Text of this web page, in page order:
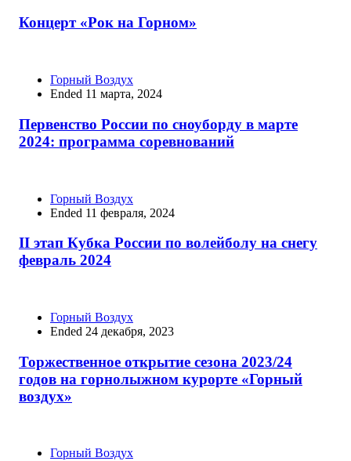
Концерт «Рок на Горном»
Горный Воздух
Ended 11 марта, 2024
Первенство России по сноуборду в марте
2024: программа соревнований
Горный Воздух
Ended 11 февраля, 2024
II этап Кубка России по волейболу на снегу
февраль 2024
Горный Воздух
Ended 24 декабря, 2023
Торжественное открытие сезона 2023/24
годов на горнолыжном курорте «Горный
воздух»
Горный Воздух